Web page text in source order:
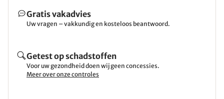
Gratis vakadvies
Uw vragen – vakkundig en kosteloos beantwoord.
Getest op schadstoffen
Voor uw gezondheid doen wij geen concessies.
Meer over onze controles